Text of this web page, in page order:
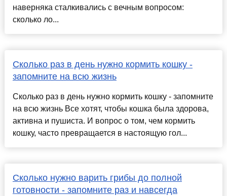
наверняка сталкивались с вечным вопросом:
сколько ло...
Сколько раз в день нужно кормить кошку -
запомните на всю жизнь
Сколько раз в день нужно кормить кошку - запомните
на всю жизнь Все хотят, чтобы кошка была здорова,
активна и пушиста. И вопрос о том, чем кормить
кошку, часто превращается в настоящую гол...
Сколько нужно варить грибы до полной
готовности - запомните раз и навсегда